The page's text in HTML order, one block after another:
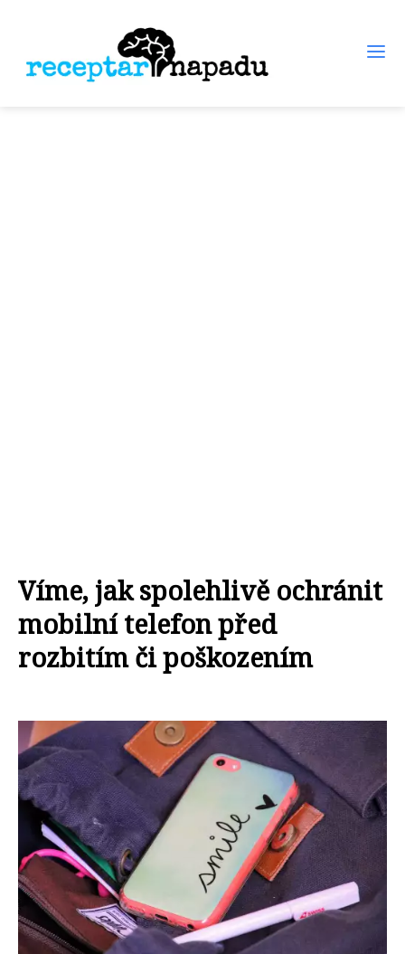
Víme, jak spolehlivě ochránit
mobilní telefon před
rozbitím či poškozením